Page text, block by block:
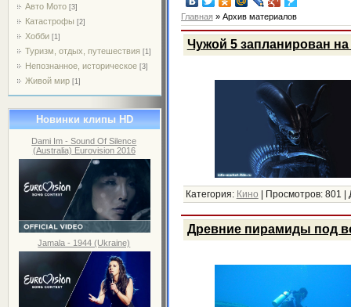
Авто Мото [3]
Катастрофы [2]
Хобби [1]
Туризм, отдых, путешествия [1]
Непознанное, историческое [3]
Живой мир [1]
Новинки клипы HD
Dami Im - Sound Of Silence
(Australia) Eurovision 2016
Jamala - 1944 (Ukraine)
Главная » Архив материалов
Чужой 5 запланирован на
Категория: Кино | Просмотров: 801 |
Древние пирамиды под